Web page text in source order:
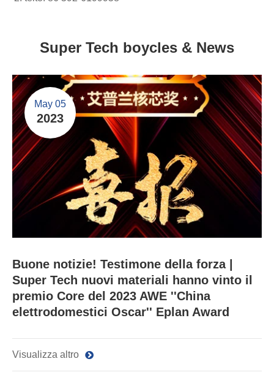
Super Tech boycles & News
May 05
2023
Buone notizie! Testimone della forza |
Super Tech nuovi materiali hanno vinto il
premio Core del 2023 AWE ''China
elettrodomestici Oscar'' Eplan Award
Visualizza altro